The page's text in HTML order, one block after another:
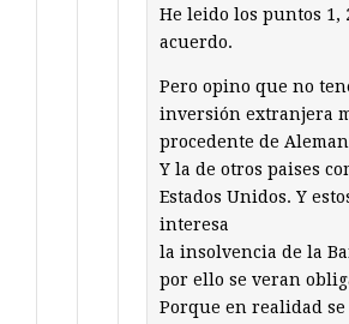
He leido los puntos 1,
acuerdo.
Pero opino que no
inversión extranjera
procedente de
Y la de otros paises
Estados Unidos. Y
interesa
la insolvencia de la
por ello se veran
Porque en realidad